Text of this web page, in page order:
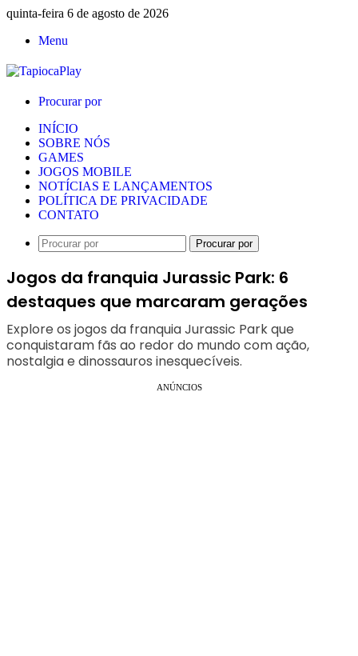
quinta-feira 6 de agosto de 2026
Menu
Procurar por
INÍCIO
SOBRE NÓS
GAMES
JOGOS MOBILE
NOTÍCIAS E LANÇAMENTOS
POLÍTICA DE PRIVACIDADE
CONTATO
Procurar por
Jogos da franquia Jurassic Park: 6
destaques que marcaram gerações
Explore os jogos da franquia Jurassic Park que
conquistaram fãs ao redor do mundo com ação,
nostalgia e dinossauros inesquecíveis.
ANÚNCIOS